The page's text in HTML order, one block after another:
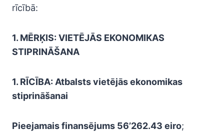
rīcībā:
1. MĒRĶIS: VIETĒJĀS EKONOMIKAS
STIPRINĀŠANA
1. RĪCĪBA: Atbalsts vietējās ekonomikas
stiprināšanai
Pieejamais finansējums 56’262.43 eiro;